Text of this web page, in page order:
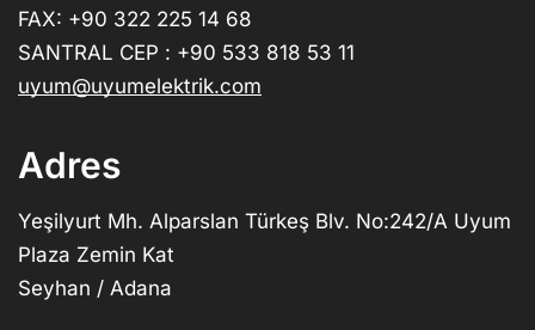
FAX: +90 322 225 14 68
SANTRAL CEP : +90 533 818 53 11
uyum@uyumelektrik.com
Adres
Yeşilyurt Mh. Alparslan Türkeş Blv. No:242/A Uyum
Plaza Zemin Kat
Seyhan / Adana